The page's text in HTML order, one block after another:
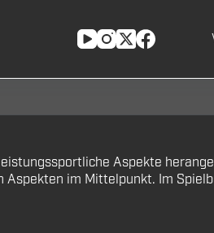
Aspekte
im Mittelpunkt. Im